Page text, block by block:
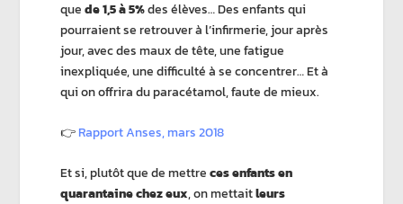
quede 1,5 à 5%des élèves… Des enfants qui
pourraient se retrouver à l’infirmerie, jour après
jour, avec des maux de tête, une fatigue
inexpliquée, une difficulté à se concentrer… Et à
qui on offrira du paracétamol, faute de mieux.
👉Rapport Anses, mars 2018
Et si, plutôt que de mettreces enfants en
quarantaine chez eux, on mettaitleurs